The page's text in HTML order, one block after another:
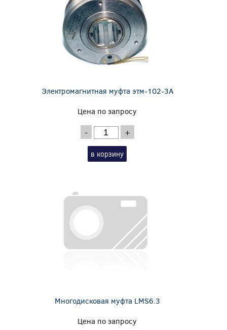
Электромагнитная муфта этм-102-3А
Цена по запросу
- +
в корзину
Многодисковая муфта LMS6.3
Цена по запросу